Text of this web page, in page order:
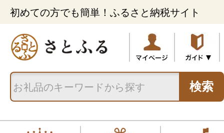
初めての方でも簡単！ふるさと納税サイト
検索